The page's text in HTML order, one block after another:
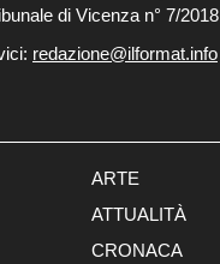
di Vicenza n° 7/2018
redazione@ilformat.info
ARTE
ATTUALITÀ
CRONACA